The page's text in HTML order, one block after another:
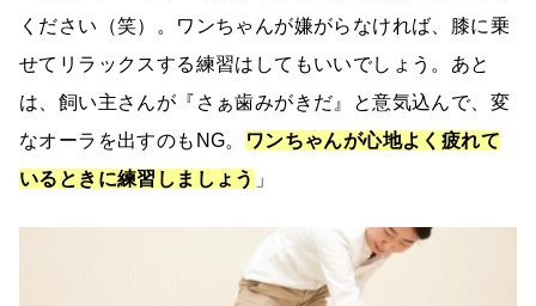
ください（笑）。ワンちゃんが嫌がらなければ、膝に乗
せてリラックスする練習はしてもいいでしょう。あと
は、飼い主さんが『さぁ歯みがきだ』と意気込んで、変
なオーラを出すのもNG。
ワンちゃんが心地よく疲れて
いるときに練習しましょう 」